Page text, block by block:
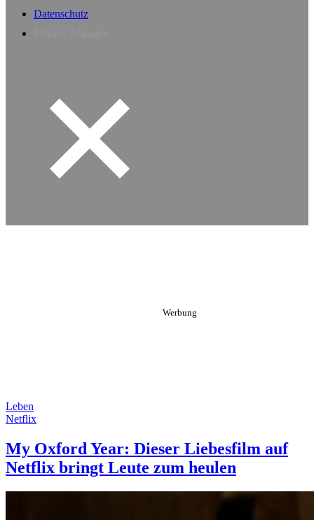
Datenschutz
Leben
Netflix
My Oxford Year: Dieser Liebesfilm auf
Netflix bringt Leute zum heulen